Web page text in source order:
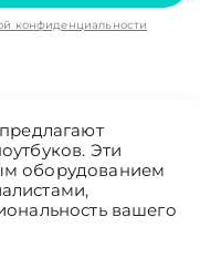
конфиденциальности
Эти
оборудованием
вашего